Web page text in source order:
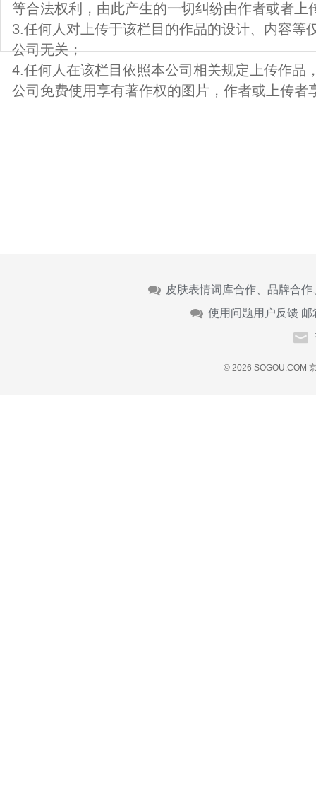
等合法权利，由此产生的一切纠纷由作者或者上
3.任何人对上传于该栏目的作品的设计、内容等
公司无关；
4.任何人在该栏目依照本公司相关规定上传作品
公司免费使用享有著作权的图片，作者或上传者
皮肤表情词库合作、品牌合
使用问题用户反馈 邮
© 2026 SOGOU.COM